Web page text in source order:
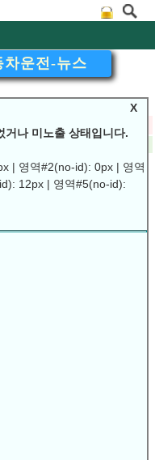
X
거나 미노출 상태입니다.
| 영역#2(no-id): 0px | 영역
12px | 영역#5(no-id):
시기 바랍니다.
차운전-뉴스
출
강화…불